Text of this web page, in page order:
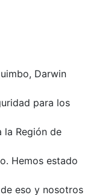
Darwin
para los
la Región de
Hemos estado
eso y nosotros